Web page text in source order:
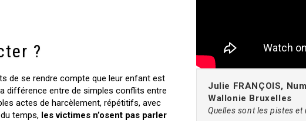
?
de se rendre compte que leur enfant est
différence entre de simples conflits entre
actes de harcèlement, répétitifs, avec
temps, les victimes n’osent pas parler
Julie FRANÇOIS,
Wallonie Bruxelles
Quelles sont les pistes et